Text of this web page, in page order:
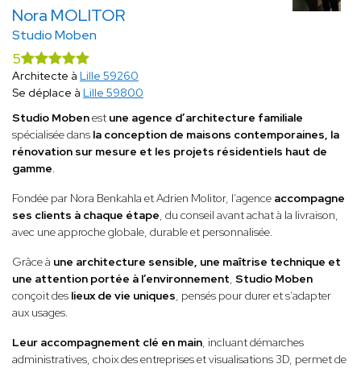
Nora MOLITOR
Studio Moben
5
Architecte à Lille 59260
Se déplace à Lille 59800
Studio Mobenest une agence d’architecture familiale
spécialisée dans la conception de maisons contemporaines, la
rénovation sur mesure et les projets résidentiels haut de
gamme.
Fondée par Nora Benkahla et Adrien Molitor, l’agence accompagne
ses clients à chaque étape, du conseil avant achat à la livraison,
avec une approche globale, durable et personnalisée.
Grâce à une architecture sensible, une maîtrise technique et
une attention portée à l’environnement, Studio Moben
conçoit des lieux de vie uniques, pensés pour durer et s’adapter
aux usages.
Leur accompagnement clé en main, incluant démarches
administratives, choix des entreprises et visualisations 3D, permet de